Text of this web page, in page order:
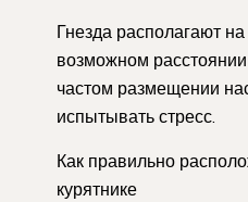
Гнезда располагают
возможном
частом размещении
испытывать стресс.
Как правильно
курятнике